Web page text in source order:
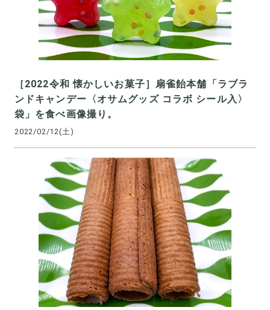
［2022令和 懐かしいお菓子］扇雀飴本舗「ラブラ
ンドキャンデー〈オサムグッズ コラボ シール入〉
袋」を食べ画像撮り。
2022/02/12(土)